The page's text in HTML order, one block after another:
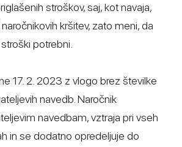
stroškov, saj, kot navaja,
kršitev, zato meni, da
potrebni.
17. 2. 2023 z vlogo brez številke
navedb. Naročnik
navedbam, vztraja pri vseh
in se dodatno opredeljuje do